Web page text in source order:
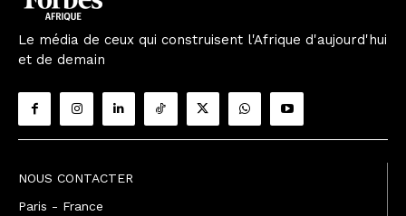
Le média de ceux qui construisent l'Afrique d'aujourd'hui
et de demain
NOUS CONTACTER
Paris - France